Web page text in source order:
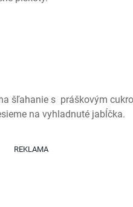
šľahanie s  práškovým
na vyhladnuté jabĺčka.
REKLAMA